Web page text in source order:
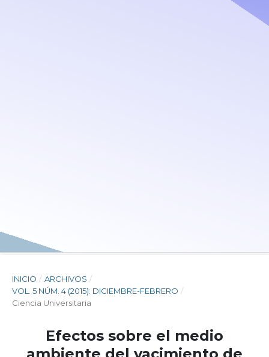
INICIO / ARCHIVOS /
VOL. 5 NÚM. 4 (2015): DICIEMBRE-FEBRERO /
Ciencia Universitaria
Efectos sobre el medio